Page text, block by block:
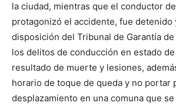
la ciudad, mientras que el conductor
protagonizó el accidente, fue detenido
disposición del Tribunal de Garantía
los delitos de conducción en estado
resultado de muerte y lesiones,
horario de toque de queda y no portar
desplazamiento en una comuna que